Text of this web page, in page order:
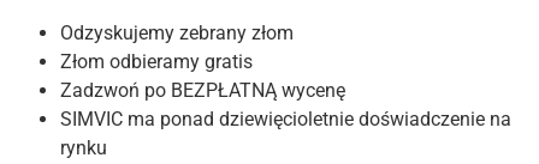
Odzyskujemy zebrany złom
Złom odbieramy gratis
Zadzwoń po BEZPŁATNĄ wycenę
SIMVIC ma ponad dziewięcioletnie doświadczenie na
rynku